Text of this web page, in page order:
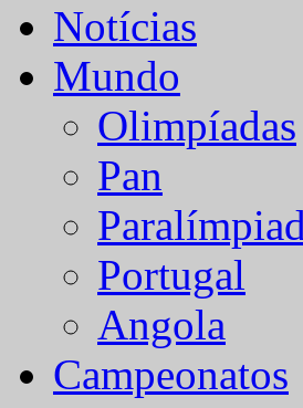
Notícias
Mundo
Olimpíadas
Pan
Portugal
Angola
Campeonatos